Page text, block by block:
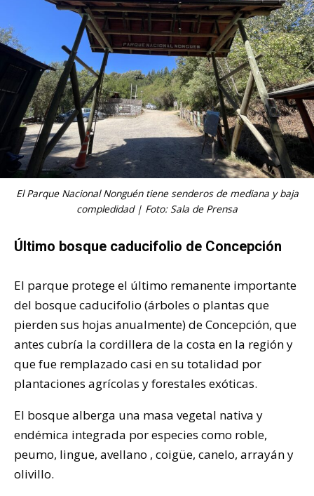
El Parque Nacional Nonguén tiene senderos de mediana y baja
compledidad | Foto: Sala de Prensa
Último bosque caducifolio de Concepción
El parque protege el último remanente importante
del bosque caducifolio (árboles o plantas que
pierden sus hojas anualmente) de Concepción, que
antes cubría la cordillera de la costa en la región y
que fue remplazado casi en su totalidad por
plantaciones agrícolas y forestales exóticas.
El bosque alberga una masa vegetal nativa y
endémica integrada por especies como roble,
peumo, lingue, avellano , coigüe, canelo, arrayán y
olivillo.